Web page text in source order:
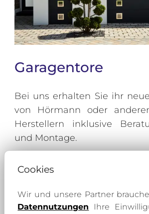
Garagentore
Bei uns erhalten Sie ihr
von Hörmann oder
Herstellern inklusive
und Montage.
Damit das Garagentor auch
Grundstücks optimal
Ihnen ein umfangreiches
Cookies
Wir und unsere Partner
Datennutzungen Ihre